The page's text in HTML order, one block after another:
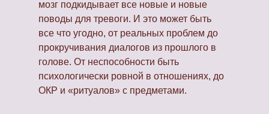
мозг подкидывает все новые и новые
поводы для тревоги. И это может быть
все что угодно, от реальных проблем до
прокручивания диалогов из прошлого в
голове. От неспособности быть
психологически ровной в отношениях, до
ОКР и «ритуалов» с предметами.